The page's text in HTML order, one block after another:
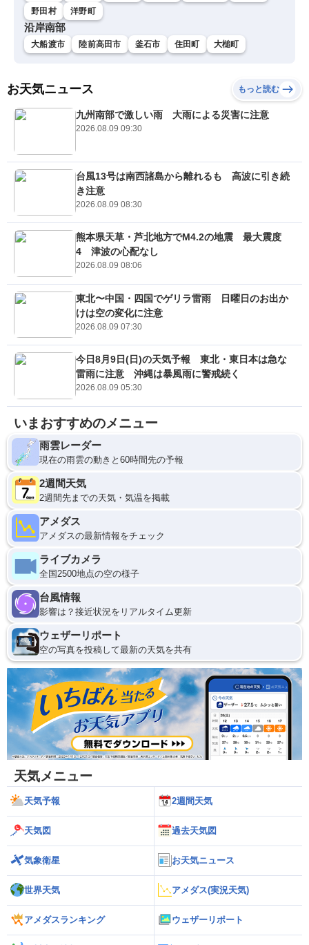
野田村 洋野町
沿岸南部
大船渡市 陸前高田市 釜石市 住田町 大槌町
お天気ニュース もっと読む
九州南部で激しい雨 大雨による災害に注意
2026.08.09 09:30
台風13号は南西諸島から離れるも 高波に引き続
き注意
2026.08.09 08:30
熊本県天草・芦北地方でM4.2の地震 最大震度
4 津波の心配なし
2026.08.09 08:06
東北〜中国・四国でゲリラ雷雨 日曜日のお出か
けは空の変化に注意
2026.08.09 07:30
今日8月9日(日)の天気予報 東北・東日本は急な
雷雨に注意 沖縄は暴風雨に警戒続く
2026.08.09 05:30
いまおすすめのメニュー
雨雲レーダー
現在の雨雲の動きと60時間先の予報
2週間天気
2週間先までの天気・気温を掲載
アメダス
アメダスの最新情報をチェック
ライブカメラ
全国2500地点の空の様子
台風情報
影響は？接近状況をリアルタイム更新
ウェザーリポート
空の写真を投稿して最新の天気を共有
天気メニュー
天気予報 2週間天気
天気図 過去天気図
気象衛星 お天気ニュース
世界天気 アメダス(実況天気)
アメダスランキング ウェザーリポート